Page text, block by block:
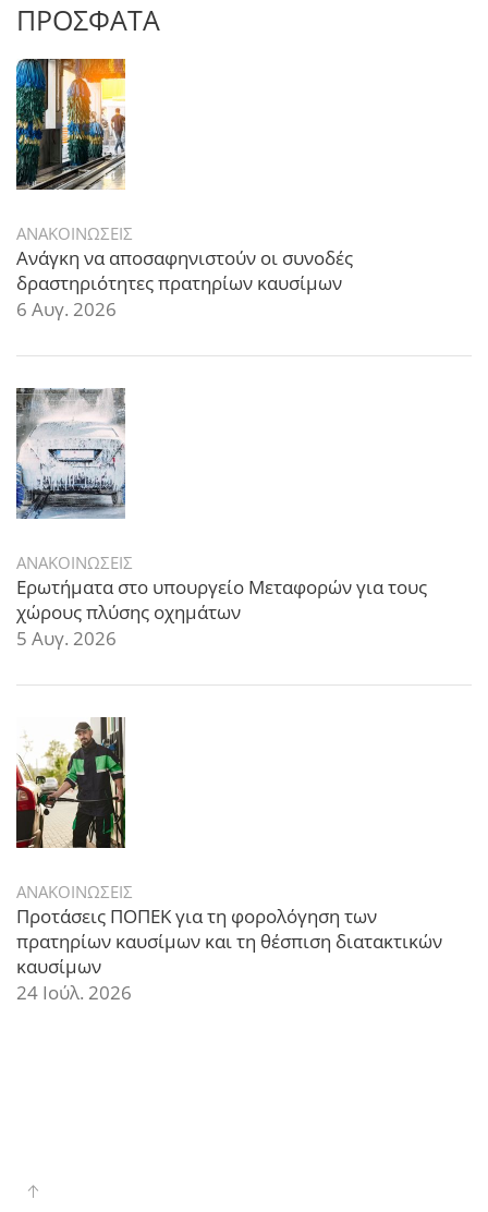
ΠΡΟΣΦΑΤΑ
ΑΝΑΚΟΙΝΩΣΕΙΣ
Ανάγκη να αποσαφηνιστούν οι συνοδές
δραστηριότητες πρατηρίων καυσίμων
6 Αυγ. 2026
ΑΝΑΚΟΙΝΩΣΕΙΣ
Ερωτήματα στο υπουργείο Μεταφορών για τους
χώρους πλύσης οχημάτων
5 Αυγ. 2026
ΑΝΑΚΟΙΝΩΣΕΙΣ
Προτάσεις ΠΟΠΕΚ για τη φορολόγηση των
πρατηρίων καυσίμων και τη θέσπιση διατακτικών
καυσίμων
24 Ιούλ. 2026